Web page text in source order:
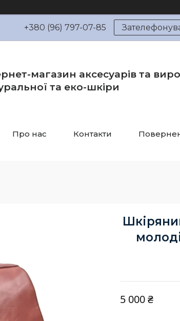
+380 (96) 797-07-85
магазин аксесуарів та
та еко-шкіри
Про нас Контакти
5 000 ₴